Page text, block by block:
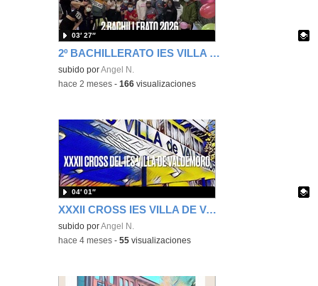
2º BACHILLERATO IES VILLA DE VALDEMORO CURSO 2025-2026
Contenido educativo.
subido porAngel N.
03′ 27″
-hace 2 meses -166 visualizaciones
XXXII CROSS IES VILLA DE VALDEMORO
Contenido educativo.
subido porAngel N.
04′ 01″
-hace 4 meses -55 visualizaciones